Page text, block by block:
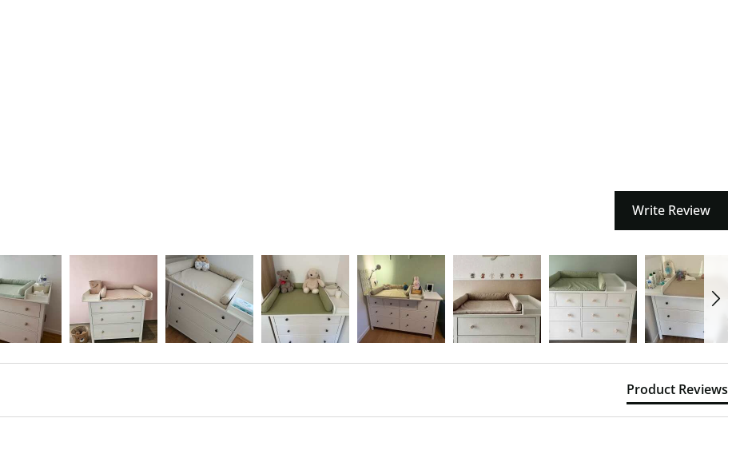
Write Review
Product Reviews